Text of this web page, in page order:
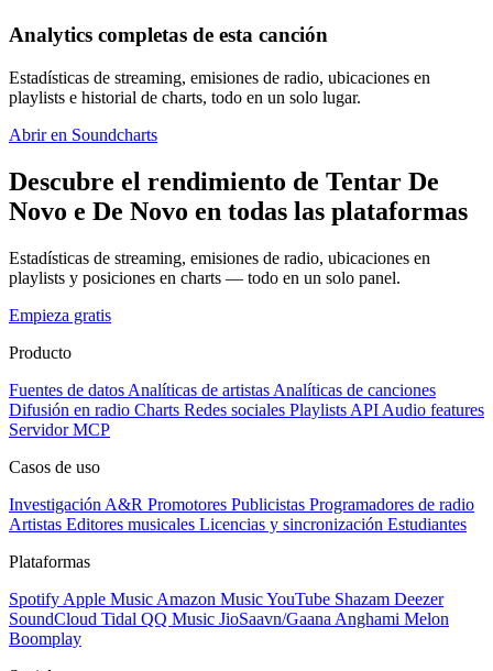
Analytics completas de esta canción
Estadísticas de streaming, emisiones de radio, ubicaciones en
playlists e historial de charts, todo en un solo lugar.
Abrir en Soundcharts
Descubre el rendimiento de Tentar De
Novo e De Novo en todas las plataformas
Estadísticas de streaming, emisiones de radio, ubicaciones en
playlists y posiciones en charts — todo en un solo panel.
Empieza gratis
Producto
Fuentes de datos Analíticas de artistas Analíticas de canciones
Difusión en radio Charts Redes sociales Playlists API Audio features
Servidor MCP
Casos de uso
Investigación A&R Promotores Publicistas Programadores de radio
Artistas Editores musicales Licencias y sincronización Estudiantes
Plataformas
Spotify Apple Music Amazon MusicYouTube Shazam Deezer
SoundCloud Tidal QQ Music JioSaavn/Gaana Anghami Melon
Boomplay